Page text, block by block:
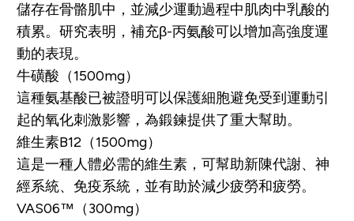
儲存在骨骼肌中，並減少運動過程中肌肉中乳酸的
積累。研究表明，補充β-丙氨酸可以增加高強度運
動的表現。
牛磺酸（1500mg）
這種氨基酸已被證明可以保護細胞避免受到運動引
起的氧化刺激影響，為鍛鍊提供了重大幫助。
維生素B12（1500mg）
這是一種人體必需的維生素，可幫助新陳代謝、神
經系統、免疫系統，並有助於減少疲勞和疲勞。
VAS06™（300mg）